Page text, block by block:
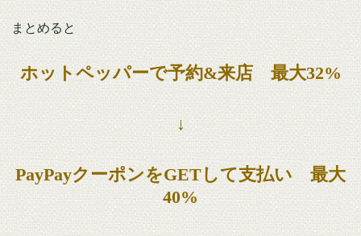
まとめると
ホットペッパーで予約&来店 最大32%
↓
PayPayクーポンをGETして支払い 最大
40%